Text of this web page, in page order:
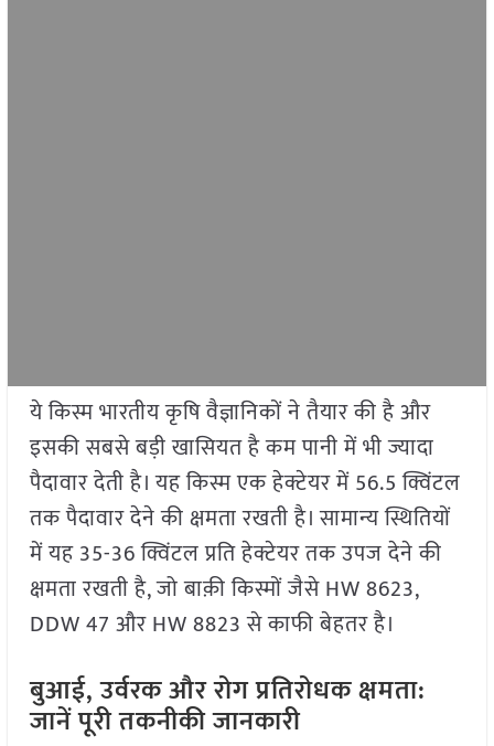
ये किस्म भारतीय कृषि वैज्ञानिकों ने तैयार की है और
इसकी सबसे बड़ी खासियत है कम पानी में भी ज्यादा
पैदावार देती है। यह किस्म एक हेक्टेयर में 56.5 क्विंटल
तक पैदावार देने की क्षमता रखती है। सामान्य स्थितियों
में यह 35-36 क्विंटल प्रति हेक्टेयर तक उपज देने की
क्षमता रखती है, जो बाक़ी किस्मों जैसे HW 8623,
DDW 47 और HW 8823 से काफी बेहतर है।
बुआई, उर्वरक और रोग प्रतिरोधक क्षमता:
जानें पूरी तकनीकी जानकारी